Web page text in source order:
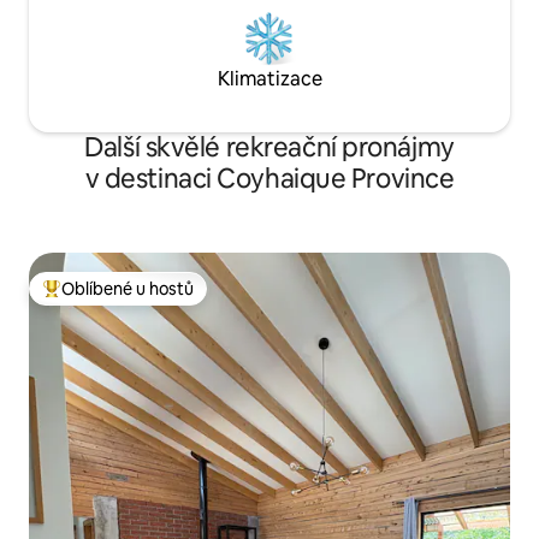
Klimatizace
Další skvělé rekreační pronájmy
v destinaci Coyhaique Province
Nejlepší v kategorii Oblíbené u hostů
Oblíbené u hostů